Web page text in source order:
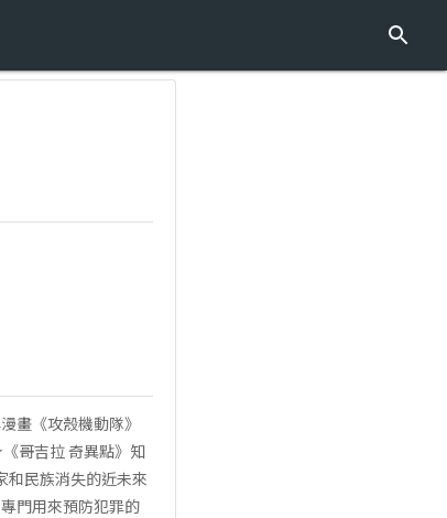
畫《攻殼機動隊》
哥吉拉 奇異點》知
和民族消失的近未來
門用來預防犯罪的